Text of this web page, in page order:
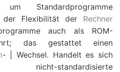
Standardprogramme
der Flexibilität der Rechner
auch als ROM-
das gestattet einen
- | Wechsel. Handelt es sich
standardisierte